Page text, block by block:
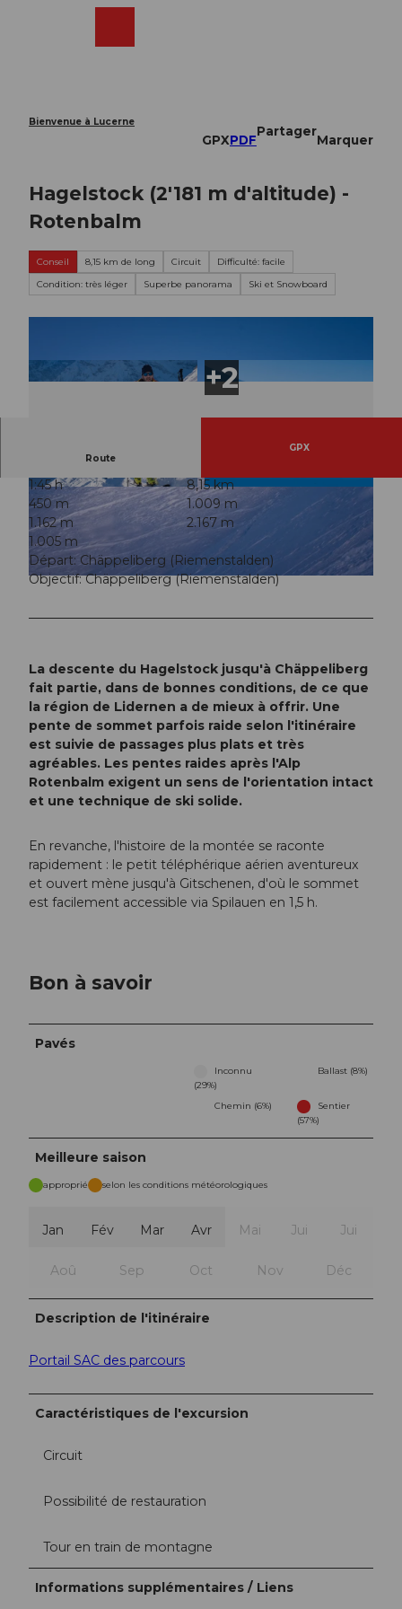
Bienvenue à Lucerne
GPXPDF
Partager
Marquer
Hagelstock (2'181 m d'altitude) -
Rotenbalm
Conseil 8,15 km de long Circuit
Difficulté: facile
Condition: très léger
Superbe panorama Ski et Snowboard
© Xaver Büeler, Schwyz Tourismus
© Xaver Büeler, Schwyz Tourismus © Xaver Büeler, Schwyz Tourismus
Route
GPX
1:45 h
8,15 km
450 m
1.009 m
1.162 m
2.167 m
1.005 m
Départ: Chäppeliberg (Riemenstalden)
Objectif: Chäppeliberg (Riemenstalden)
La descente du Hagelstock jusqu'à Chäppeliberg
fait partie, dans de bonnes conditions, de ce que
la région de Lidernen a de mieux à offrir. Une
pente de sommet parfois raide selon l'itinéraire
est suivie de passages plus plats et très
agréables. Les pentes raides après l'Alp
Rotenbalm exigent un sens de l'orientation intact
et une technique de ski solide.
En revanche, l'histoire de la montée se raconte
rapidement : le petit téléphérique aérien aventureux
et ouvert mène jusqu'à Gitschenen, d'où le sommet
est facilement accessible via Spilauen en 1,5 h.
Bon à savoir
Pavés
Inconnu
(29%)
Ballast (8%)
Chemin (6%)
Sentier
(57%)
Meilleure saison
approprié selon les conditions météorologiques
Jan Fév Mar Avr Mai Jui Jui
Aoû Sep Oct Nov Déc
Description de l'itinéraire
Portail SAC des parcours
Caractéristiques de l'excursion
Circuit
Possibilité de restauration
Tour en train de montagne
Informations supplémentaires / Liens